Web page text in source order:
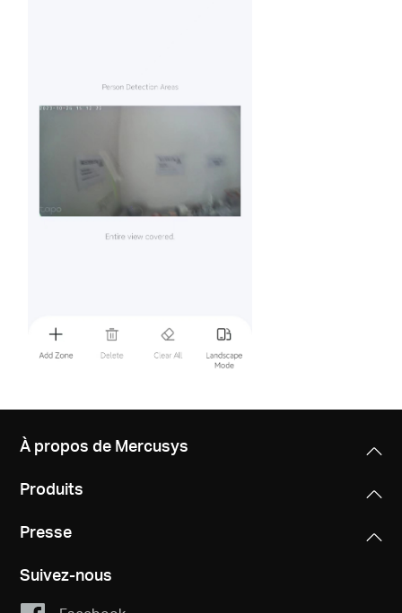
À propos de Mercusys
Produits
Presse
Suivez-nous